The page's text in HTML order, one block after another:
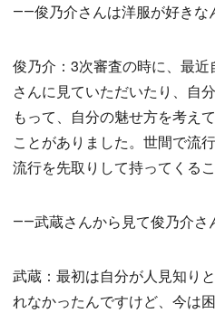
――俊乃介さんは洋服が好きな
俊乃介：3次審査の時に、最
さんに見ていただいたり、自
もって、自分の魅せ方を考え
ことがありました。世間で流
流行を先取りして持ってくる
――武蔵さんから見て俊乃介さ
武蔵：最初は自分が人見知り
れなかったんですけど、今は